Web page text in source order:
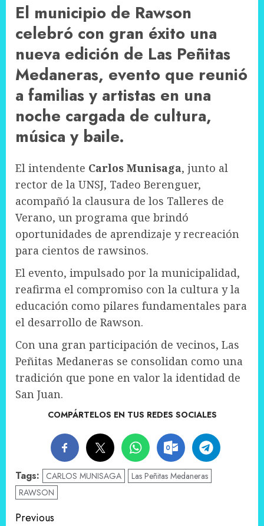
El municipio de Rawson
celebró con gran éxito una
nueva edición de Las Peñitas
Medaneras, evento que reunió
a familias y artistas en una
noche cargada de cultura,
música y baile.
El intendente Carlos Munisaga, junto al
rector de la UNSJ, Tadeo Berenguer,
acompañó la clausura de los Talleres de
Verano, un programa que brindó
oportunidades de aprendizaje y recreación
para cientos de rawsinos.
El evento, impulsado por la municipalidad,
reafirma el compromiso con la cultura y la
educación como pilares fundamentales para
el desarrollo de Rawson.
Con una gran participación de vecinos, Las
Peñitas Medaneras se consolidan como una
tradición que pone en valor la identidad de
San Juan.
COMPÁRTELOS EN TUS REDES SOCIALES
Tags: CARLOS MUNISAGA
Las Peñitas Medaneras
RAWSON
Post
Previous